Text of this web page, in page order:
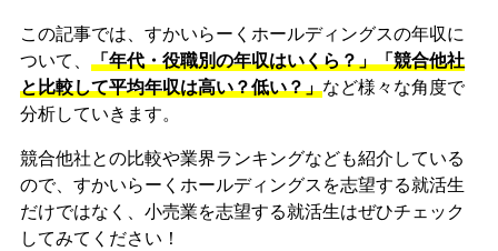
この記事では、すかいらーくホールディングスの年収に
ついて、 「年代・役職別の年収はいくら？」「競合他社
と比較して平均年収は高い？低い？」など様々な角度で
分析していきます。
競合他社との比較や業界ランキングなども紹介している
ので、すかいらーくホールディングスを志望する就活生
だけではなく、小売業を志望する就活生はぜひチェック
してみてください！